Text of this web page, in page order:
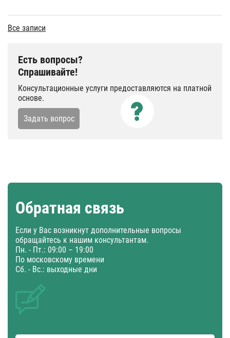
Все записи
Есть вопросы?
Спрашивайте!
Консультационные услуги предоставляются на платной
основе.
Задать вопрос
Обратная связь
Если у Вас возникнут дополнительные вопросы
обращайтесь к нашим консультантам.
Пн. - Пт.: 09:00 – 19:00
По московскому времени
Сб. - Вс.: выходные дни